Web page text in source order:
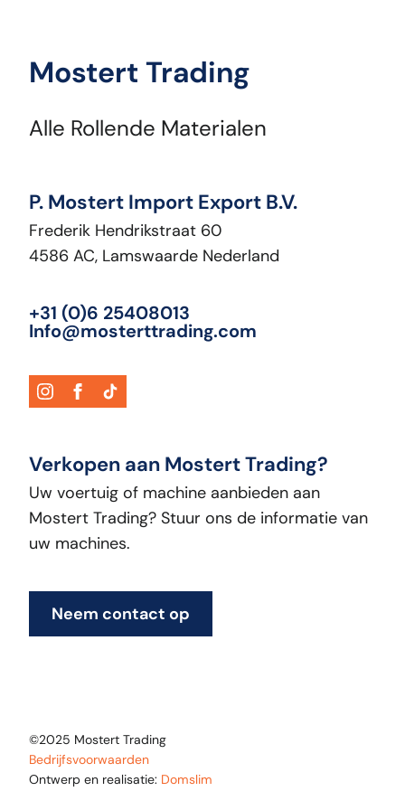
Mostert Trading
Alle Rollende Materialen
P. Mostert Import Export B.V.
Frederik Hendrikstraat 60
4586 AC, Lamswaarde Nederland
+31 (0)6 25408013
Info@mosterttrading.com
Verkopen aan Mostert Trading?
Uw voertuig of machine aanbieden aan
Mostert Trading? Stuur ons de informatie van
uw machines.
Neem contact op
©2025 Mostert Trading
Bedrijfsvoorwaarden
Ontwerp en realisatie: Domslim